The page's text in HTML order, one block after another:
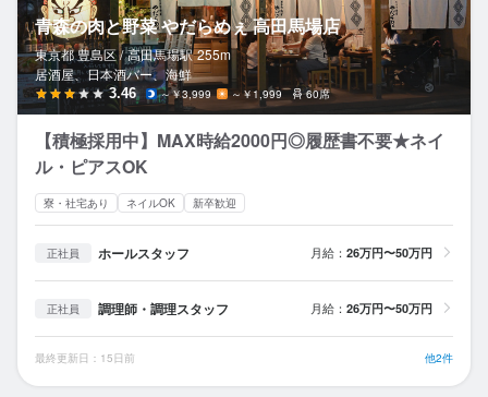
青森の肉と野菜 やだらめぇ 高田馬場店
東京都 豊島区 / 高田馬場駅 255m
居酒屋、日本酒バー、海鮮
3.46 ～￥3,999 ～￥1,999 60席
【積極採用中】MAX時給2000円◎履歴書不要★ネイ
ル・ピアスOK
寮・社宅あり ネイルOK 新卒歓迎
正社員 ホールスタッフ 月給： 26万円〜50万円
正社員 調理師・調理スタッフ 月給： 26万円〜50万円
最終更新日：15日前 他2件